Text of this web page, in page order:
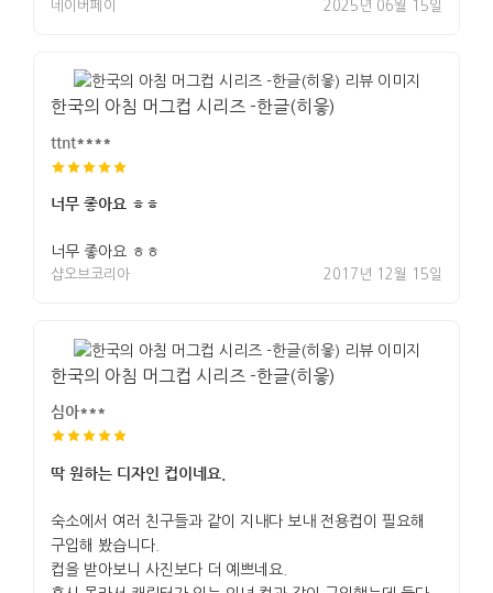
네이버페이 2025년 06월 15일
한국의 아침 머그컵 시리즈 -한글(히읗)
ttnt****
너무 좋아요 ㅎㅎ
너무 좋아요 ㅎㅎ
샵오브코리아 2017년 12월 15일
한국의 아침 머그컵 시리즈 -한글(히읗)
심아***
딱 원하는 디자인 컵이네요.
숙소에서 여러 친구들과 같이 지내다 보내 전용컵이 필요해
구입해 봤습니다.
컵을 받아보니 사진보다 더 예쁘네요.